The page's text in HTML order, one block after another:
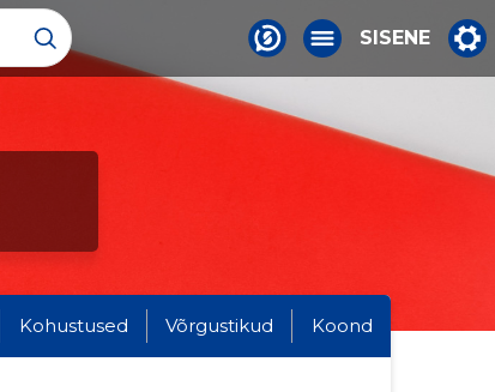
SISENE
Kohustused Võrgustikud Koond